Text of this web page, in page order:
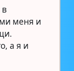
в
меня и
а я и